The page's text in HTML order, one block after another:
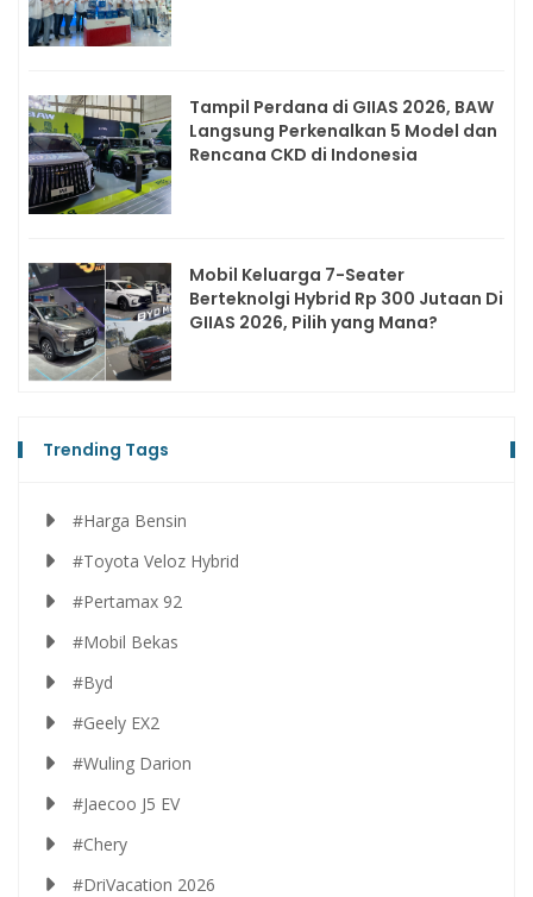
Tampil Perdana di GIIAS 2026, BAW
Langsung Perkenalkan 5 Model dan
Rencana CKD di Indonesia
Mobil Keluarga 7-Seater
Berteknolgi Hybrid Rp 300 Jutaan Di
GIIAS 2026, Pilih yang Mana?
Trending Tags
#Harga Bensin
#Toyota Veloz Hybrid
#Pertamax 92
#Mobil Bekas
#Byd
#Geely EX2
#Wuling Darion
#Jaecoo J5 EV
#Chery
#DriVacation 2026